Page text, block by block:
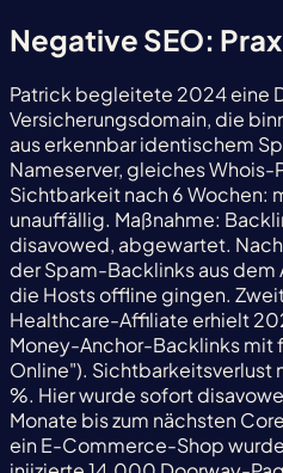
Negative SEO:
Patrick begleitete 2024 eine
Versicherungsdomain, die
aus erkennbar identischem
Nameserver, gleiches Whois-
Sichtbarkeit nach 6 Wochen:
unauffällig. Maßnahme:
disavowed, abgewartet. Nach
der Spam-Backlinks aus
die Hosts offline gingen.
Healthcare-Affiliate erhielt
Money-Anchor-Backlinks mit
Online"). Sichtbarkeitsverlust
%. Hier wurde sofort
Monate bis zum nächsten
ein E-Commerce-Shop